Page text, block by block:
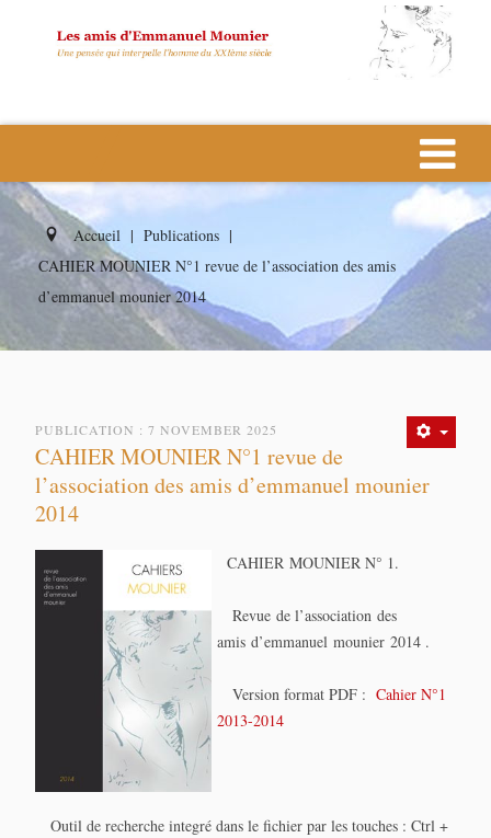
Accueil | Publications |
CAHIER MOUNIER N°1 revue de l’association des amis
d’emmanuel mounier 2014
PUBLICATION : 7 NOVEMBER 2025
CAHIER MOUNIER N°1 revue de
l’association des amis d’emmanuel mounier
2014
CAHIER MOUNIER N° 1.
Revue de l’association des
amis d’emmanuel mounier 2014 .
Version format PDF : Cahier N°1
2013-2014
Outil de recherche integré dans le fichier par les touches : Ctrl +